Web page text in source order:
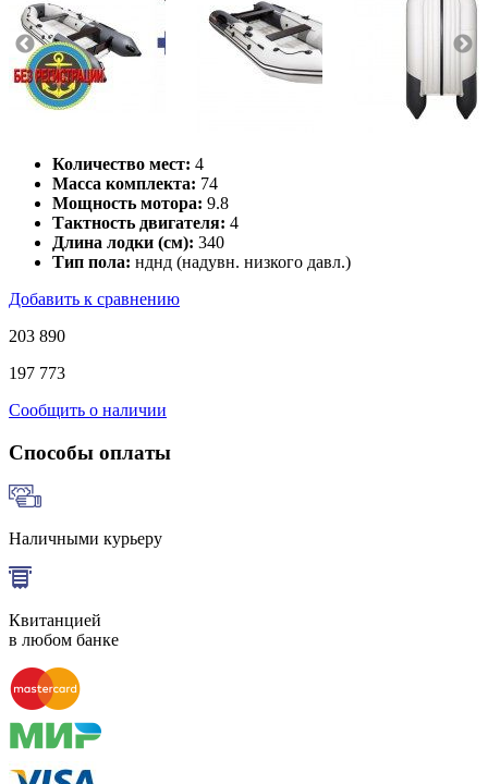
Количество мест: 4
Масса комплекта: 74
Мощность мотора: 9.8
Тактность двигателя: 4
Длина лодки (см): 340
Тип пола: нднд (надувн. низкого давл.)
Добавить к сравнению
203 890
197 773
Сообщить о наличии
Способы оплаты
Наличными курьеру
Квитанцией
в любом банке